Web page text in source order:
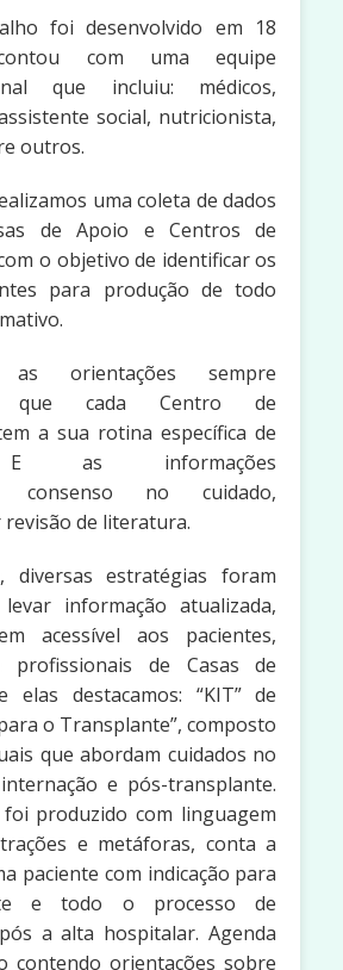
foi desenvolvido em 18
com uma equipe
que incluiu: médicos,
social, nutricionista,
outros.
uma coleta de dados
de Apoio e Centros de
o objetivo de identificar os
para produção de todo
orientações sempre
que cada Centro de
a sua rotina específica de
E as informações
consenso no cuidado,
de literatura.
diversas estratégias foram
informação atualizada,
acessível aos pacientes,
profissionais de Casas de
elas destacamos: “KIT” de
o Transplante”, composto
que abordam cuidados no
e pós-transplante.
produzido com linguagem
e metáforas, conta a
paciente com indicação para
e todo o processo de
a alta hospitalar. Agenda
contendo orientações sobre